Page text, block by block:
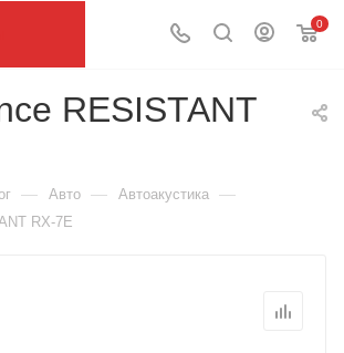
0
RESISTANT
— Авто — Автоакустика —
RX-7E